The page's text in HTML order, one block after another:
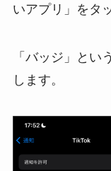
いアプリ」をタ
「バッジ」とい
します。